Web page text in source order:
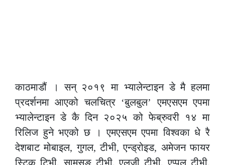
काठमाडौं । सन् २०१९ मा भ्यालेन्टाइन डे मै हलमा
प्रदर्शनमा आएको चलचित्र ‘बुलबुल’ एमएसएम एपमा
भ्यालेन्टाइन डे कै दिन २०२५ को फेब्रुवरी १४ मा
रिलिज हुने भएको छ । एमएसएम एपमा विश्वका धे रै
देशबाट मोबाइल, गुगल, टीभी, एन्ड्रोइड, अमेजन फायर
स्टिक टिभी, सामसुङ टीभी, एलजी टीभी, एप्पल टीभी,